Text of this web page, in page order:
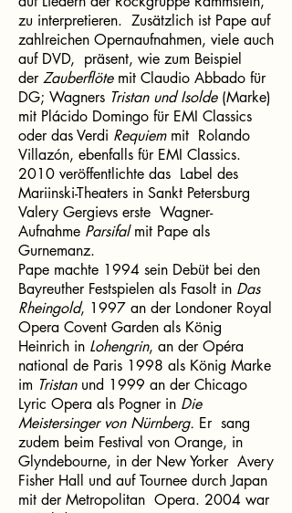
zu interpretieren. Zusätzlich ist Pape auf
zahlreichen Opernaufnahmen, viele auch
auf DVD, präsent, wie zum Beispiel
derZauberflötemit Claudio Abbado für
DG; Wagners Tristan und Isolde(Marke)
mit Plácido Domingo für EMI Classics
oder das Verdi Requiemmit Rolando
Villazón, ebenfalls für EMI Classics.
2010 veröffentlichte das Label des
Mariinski-Theaters in Sankt Petersburg
Valery Gergievs erste Wagner-
Aufnahme Parsifalmit Pape als
Gurnemanz.
Pape machte 1994 sein Debüt bei den
Bayreuther Festspielen als Fasolt in Das
Rheingold, 1997 an der Londoner Royal
Opera Covent Garden als König
Heinrich in Lohengrin, an der Opéra
national de Paris 1998 als König Marke
im Tristanund 1999 an der Chicago
Lyric Opera als Pogner in Die
Meistersinger von Nürnberg. Er sang
zudem beim Festival von Orange, in
Glyndebourne, in der New Yorker Avery
Fisher Hall und auf Tournee durch Japan
mit der Metropolitan Opera. 2004 war